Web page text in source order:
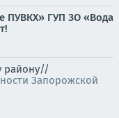
ПУВКХ» ГУП ЗО «Вода
району//
Запорожской